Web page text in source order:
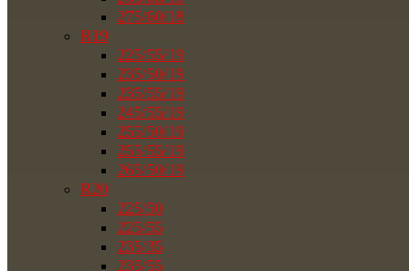
275/60/18
R19
225/55/19
235/50/19
235/55/19
245/55/19
255/50/19
255/55/19
265/50/19
R20
225/50
225/55
235/35
235/55